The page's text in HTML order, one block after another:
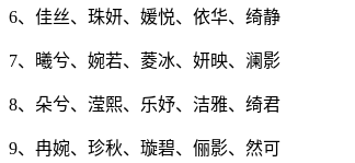
6、佳丝、珠妍、媛悦、依华、绮静
7、曦兮、婉若、菱冰、妍映、澜影
8、朵兮、滢熙、乐妤、洁雅、绮君
9、冉婉、珍秋、璇碧、俪影、然可